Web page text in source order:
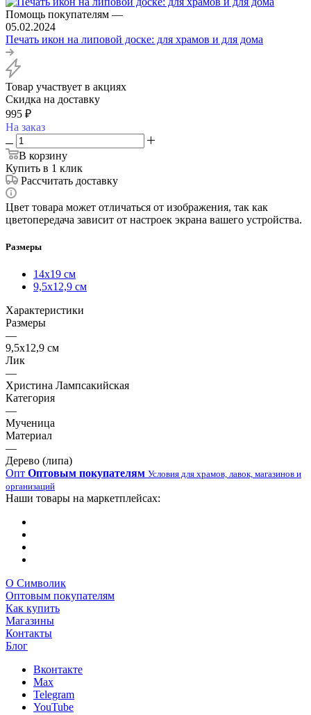
Помощь покупателям —
05.02.2024
Печать икон на липовой доске: для храмов и для дома
Товар участвует в акциях
Скидка на доставку
995 ₽
На заказ
В корзину
Купить в 1 клик
Рассчитать доставку
Цвет товара может отличаться от изображения, так как
цветопередача зависит от настроек экрана вашего устройства.
Размеры
14х19 см
9,5х12,9 см
Характеристики
Размеры
—
9,5х12,9 см
Лик
—
Христина Лампсакийская
Категория
—
Мученица
Материал
—
Дерево (липа)
Опт Оптовым покупателям Условия для храмов, лавок, магазинов и
организаций
Наши товары на маркетплейсах:
О Символик
Оптовым покупателям
Как купить
Магазины
Контакты
Блог
Вконтакте
Max
Telegram
YouTube